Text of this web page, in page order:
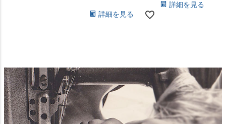
詳細を見る
詳細を見る